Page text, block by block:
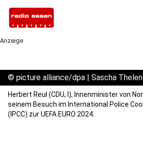
Anzeige
© picture alliance/dpa | Sascha Thelen
Herbert Reul (CDU, l), Innenminister von
seinem Besuch im International Police
(IPCC) zur UEFA EURO 2024.